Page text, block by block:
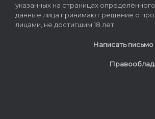
указанных на страницах определённого
данные лица принимают решение о
лицами, не достигшим 18 лет.
Написать